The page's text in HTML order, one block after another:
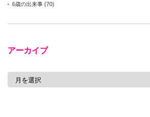
6歳の出来事 (70)
アーカイブ
ア